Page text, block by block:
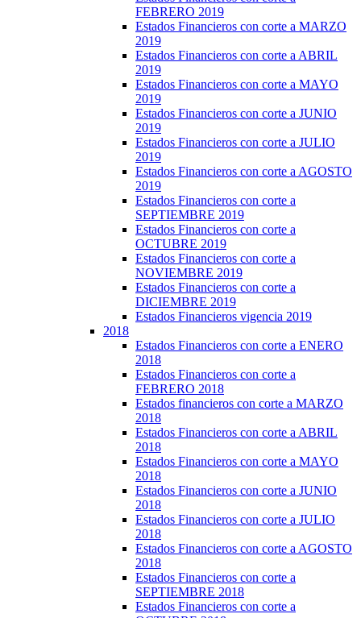
FEBRERO 2019
Estados Financieros con corte a MARZO
2019
Estados Financieros con corte a ABRIL
2019
Estados Financieros con corte a MAYO
2019
Estados Financieros con corte a JUNIO
2019
Estados Financieros con corte a JULIO
2019
Estados Financieros con corte a AGOSTO
2019
Estados Financieros con corte a
SEPTIEMBRE 2019
Estados Financieros con corte a
OCTUBRE 2019
Estados Financieros con corte a
NOVIEMBRE 2019
Estados Financieros con corte a
DICIEMBRE 2019
Estados Financieros vigencia 2019
2018
Estados Financieros con corte a ENERO
2018
Estados Financieros con corte a
FEBRERO 2018
Estados financieros con corte a MARZO
2018
Estados Financieros con corte a ABRIL
2018
Estados Financieros con corte a MAYO
2018
Estados Financieros con corte a JUNIO
2018
Estados Financieros con corte a JULIO
2018
Estados Financieros con corte a AGOSTO
2018
Estados Financieros con corte a
SEPTIEMBRE 2018
Estados Financieros con corte a